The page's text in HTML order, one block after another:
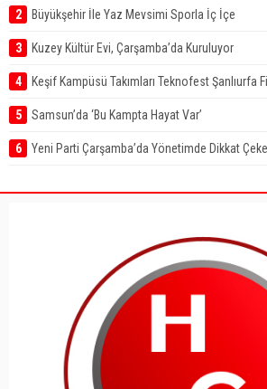
2 Büyükşehir İle Yaz Mevsimi Sporla İç İçe
3 Kuzey Kültür Evi, Çarşamba’da Kuruluyor
4 Keşif Kampüsü Takımları Teknofest Şanlıurfa
5 Samsun’da ‘Bu Kampta Hayat Var’
6 Yeni Parti Çarşamba’da Yönetimde Dikkat